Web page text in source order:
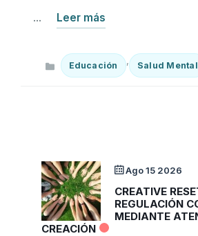
… Leer más
Categorías
Educación , Salud Mental
Ago 15 2026
CREATIVE
REGULACIÓN
MEDIANTE
CREACIÓN